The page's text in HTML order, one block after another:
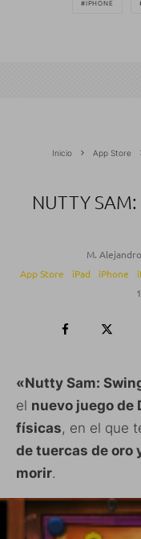
IPHONE
Inicio App Store
NUTTY SAM:
M.
App Store
iPad iPhone
«Nutty Sam:
el nuevo juego de
físicas, en el que
de tuercas de oro
morir.